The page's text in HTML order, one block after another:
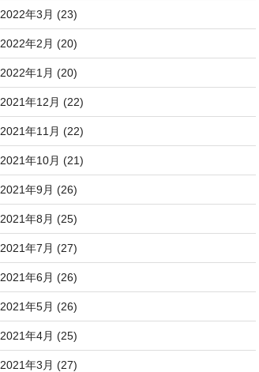
2022年3月 (23)
2022年2月 (20)
2022年1月 (20)
2021年12月 (22)
2021年11月 (22)
2021年10月 (21)
2021年9月 (26)
2021年8月 (25)
2021年7月 (27)
2021年6月 (26)
2021年5月 (26)
2021年4月 (25)
2021年3月 (27)